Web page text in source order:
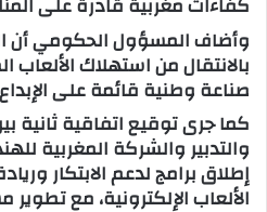
وأضاف المسؤول الحكومي أن
بالانتقال من استهلاك
صناعة وطنية قائمة على الإبداع
كما جرى توقيع اتفاقية ثانية
والتدبير والشركة المغربية
إطلاق برامج لدعم الابتكار
الألعاب الإلكترونية، مع